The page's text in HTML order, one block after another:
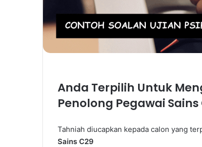
Anda Terpilih Untuk
Penolong Pegawai Sains
Tahniah diucapkan kepada calon yang
Sains C29